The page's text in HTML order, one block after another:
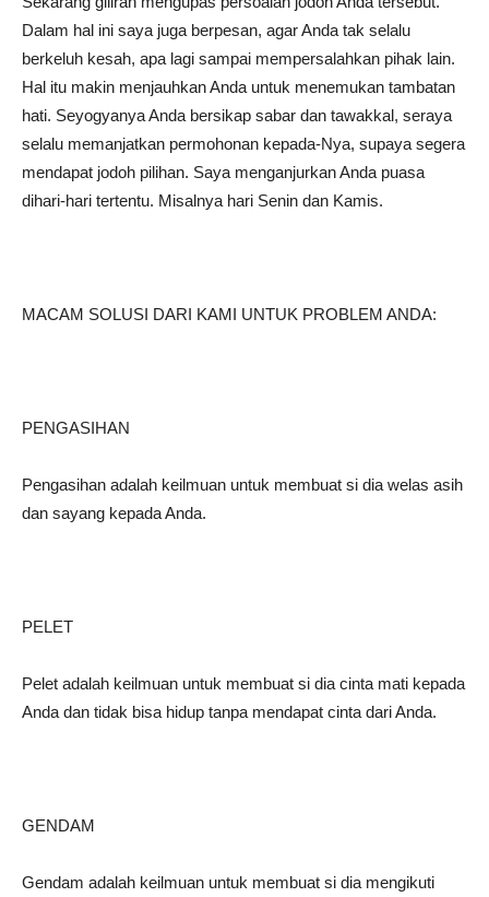
Dalam hal ini saya juga berpesan, agar Anda tak selalu
berkeluh kesah, apa lagi sampai mempersalahkan pihak lain.
Hal itu makin menjauhkan Anda untuk menemukan tambatan
hati. Seyogyanya Anda bersikap sabar dan tawakkal, seraya
selalu memanjatkan permohonan kepada-Nya, supaya segera
mendapat jodoh pilihan. Saya menganjurkan Anda puasa
dihari-hari tertentu. Misalnya hari Senin dan Kamis.
MACAM SOLUSI DARI KAMI UNTUK PROBLEM ANDA:
PENGASIHAN
Pengasihan adalah keilmuan untuk membuat si dia welas asih
dan sayang kepada Anda.
PELET
Pelet adalah keilmuan untuk membuat si dia cinta mati kepada
Anda dan tidak bisa hidup tanpa mendapat cinta dari Anda.
GENDAM
Gendam adalah keilmuan untuk membuat si dia mengikuti